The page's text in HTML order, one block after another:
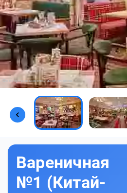
Фото предоставлены заведением
Вареничная
№1 (Китай-